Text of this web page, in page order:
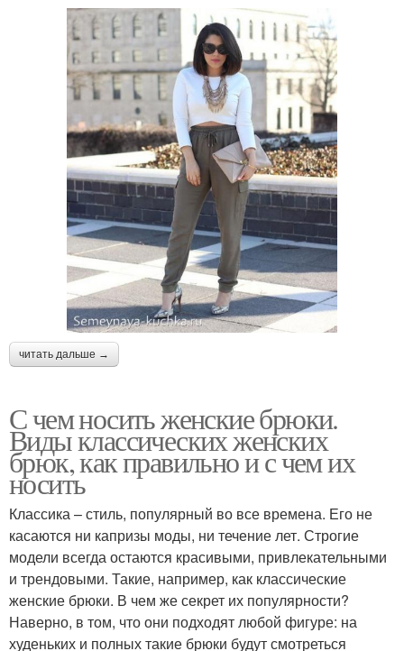
читать дальше →
С чем носить женские брюки.
Виды классических женских
брюк, как правильно и с чем их
носить
Классика – стиль, популярный во все времена. Его не
касаются ни капризы моды, ни течение лет. Строгие
модели всегда остаются красивыми, привлекательными
и трендовыми. Такие, например, как классические
женские брюки. В чем же секрет их популярности?
Наверно, в том, что они подходят любой фигуре: на
худеньких и полных такие брюки будут смотреться